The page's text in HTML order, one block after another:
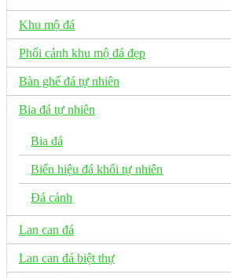
Khu mộ đá
Phối cảnh khu mộ đá đẹp
Bàn ghế đá tự nhiên
Bia đá tự nhiên
Bia đá
Biển hiệu đá khối tự nhiên
Đá cảnh
Lan can đá
Lan can đá biệt thự